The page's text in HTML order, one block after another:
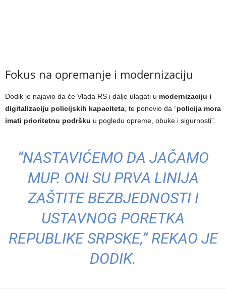
Fokus na opremanje i modernizaciju
Dodik je najavio da će Vlada RS i dalje ulagati u modernizaciju i
digitalizaciju policijskih kapaciteta, te ponovio da “policija mora
imati prioritetnu podršku u pogledu opreme, obuke i sigurnosti”.
“NASTAVIĆEMO DA JAČAMO
MUP. ONI SU PRVA LINIJA
ZAŠTITE BEZBJEDNOSTI I
USTAVNOG PORETKA
REPUBLIKE SRPSKE,” REKAO JE
DODIK.